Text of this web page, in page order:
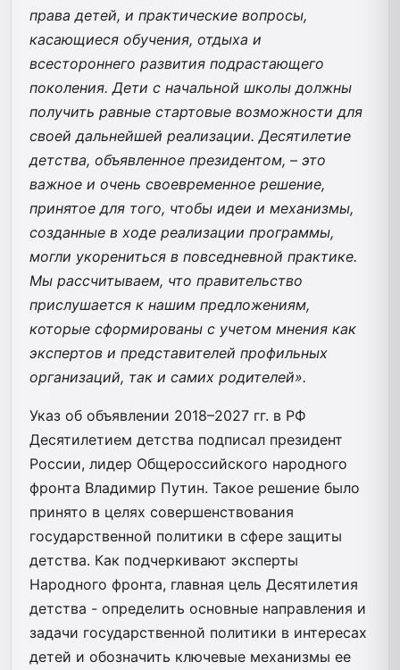
права детей, и практические вопросы,
касающиеся обучения, отдыха и
всестороннего развития подрастающего
поколения. Дети с начальной школы должны
получить равные стартовые возможности для
своей дальнейшей реализации. Десятилетие
детства, объявленное президентом, – это
важное и очень своевременное решение,
принятое для того, чтобы идеи и механизмы,
созданные в ходе реализации программы,
могли укорениться в повседневной практике.
Мы рассчитываем, что правительство
прислушается к нашим предложениям,
которые сформированы с учетом мнения как
экспертов и представителей профильных
организаций, так и самих родителей».
Указ об объявлении 2018–2027 гг. в РФ
Десятилетием детства подписал президент
России, лидер Общероссийского народного
фронта Владимир Путин. Такое решение было
принято в целях совершенствования
государственной политики в сфере защиты
детства. Как подчеркивают эксперты
Народного фронта, главная цель Десятилетия
детства - определить основные направления и
задачи государственной политики в интересах
детей и обозначить ключевые механизмы ее